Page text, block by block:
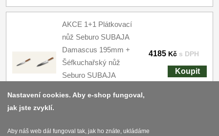
AKCE 1+1 Plátkovací
nůž Seburo SUBAJA
Damascus 195mm +
Šéfkuchařský nůž
Seburo SUBAJA
4185 Kč s DPH
Koupit
AKCE 1+1 Univerzální
Nastavení cookies. Aby e-shop fungoval,
jak jste zvyklí.
Aby náš web dál fungoval tak, jak ho znáte, ukládáme